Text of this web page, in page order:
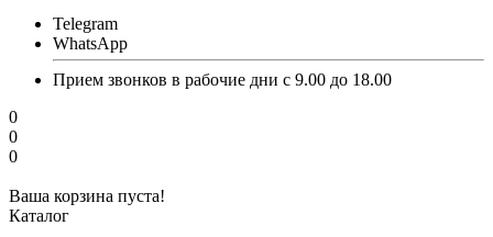
Telegram
WhatsApp
Прием звонков в рабочие дни с 9.00 до 18.00
0
0
0
Ваша корзина пуста!
Каталог